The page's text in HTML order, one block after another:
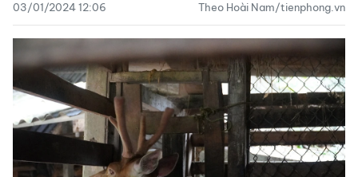
03/01/2024 12:06 Theo Hoài Nam/tienphong.vn